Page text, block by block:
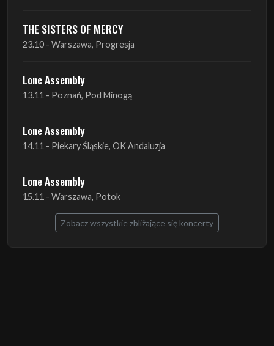
THE SISTERS OF MERCY
23.10 - Warszawa, Progresja
Lone Assembly
13.11 - Poznań, Pod Minogą
Lone Assembly
14.11 - Piekary Śląskie, OK Andaluzja
Lone Assembly
15.11 - Warszawa, Potok
Zobacz wszystkie zbliżające się koncerty